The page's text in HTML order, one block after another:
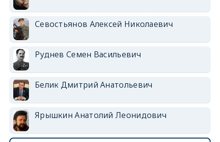
Севостьянов Алексей Николаевич
Руднев Семен Васильевич
Белик Дмитрий Анатольевич
Ярышкин Анатолий Леонидович